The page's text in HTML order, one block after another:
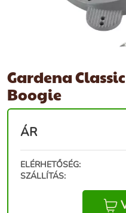
Gardena
Boogie
ÁR
ELÉRHETŐSÉG:
SZÁLLÍTÁS: